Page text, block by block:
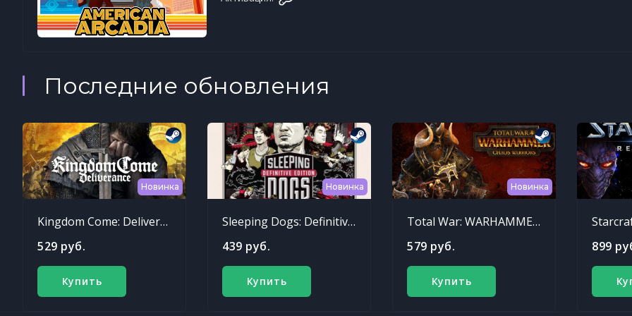
Последние обновления
Новинка
Kingdom Come: Deliverance
529 руб.
Купить
Новинка
Sleeping Dogs: Definitive Edition
439 руб.
Купить
Новинка
Total War: WARHAMMER - Chaos Warriors Race Pack
579 руб.
Купить
899